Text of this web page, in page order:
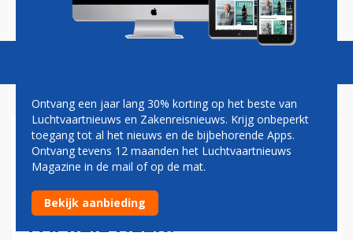
Magazine Podcasts Vacatures
BOETES VOOR
HERRIESCHOPPERS AAN
BOORD: 'IK STEEK JOU EN JE
FAMILIE NEER!'
Ontvang een jaar lang 30% korting op het beste van
Luchtvaartnieuws en Zakenreisnieuws. Krijg onbeperkt
toegang tot al het nieuws en de bijbehorende Apps.
Ontvang tevens 12 maanden het Luchtvaartnieuws
Magazine in de mail of op de mat.
Bekijk aanbieding